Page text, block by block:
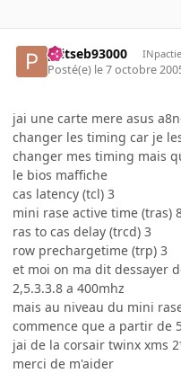
ptitseb93000
Posté(e) le 7 octobre
jai une carte mere asus
changer les timing car je
changer mes timing mais
le bios maffiche
cas latency (tcl) 3
mini rase active time (tras)
ras to cas delay (trcd) 3
row prechargetime (trp) 3
et moi on ma dit dessayer
2,5.3.3.8 a 400mhz
mais au niveau du mini
commence que a partir de
jai de la corsair twinx xms
merci de m'aider